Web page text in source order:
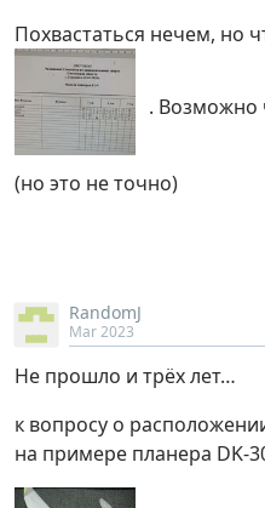
Похвастаться нечем, но
. Возможно
(но это не точно)
RandomJ
Mar 2023
Не прошло и трёх лет…
к вопросу о
на примере планера DK-